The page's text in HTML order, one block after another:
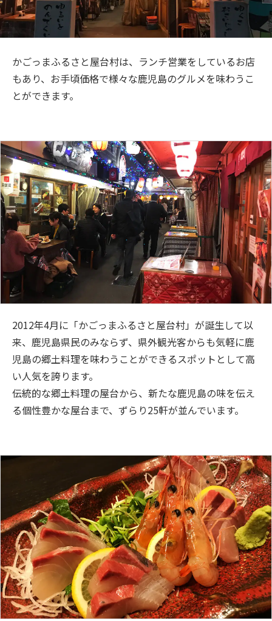
旅のお役立ち情報
かごっまふるさと屋台村は、ランチ営業をしているお店
もあり、お手頃価格で様々な鹿児島のグルメを味わうこ
とができます。
2012年4月に「かごっまふるさと屋台村」が誕生して以
来、鹿児島県民のみならず、県外観光客からも気軽に鹿
児島の郷土料理を味わうことができるスポットとして高
い人気を誇ります。
伝統的な郷土料理の屋台から、新たな鹿児島の味を伝え
る個性豊かな屋台まで、ずらり25軒が並んでいます。